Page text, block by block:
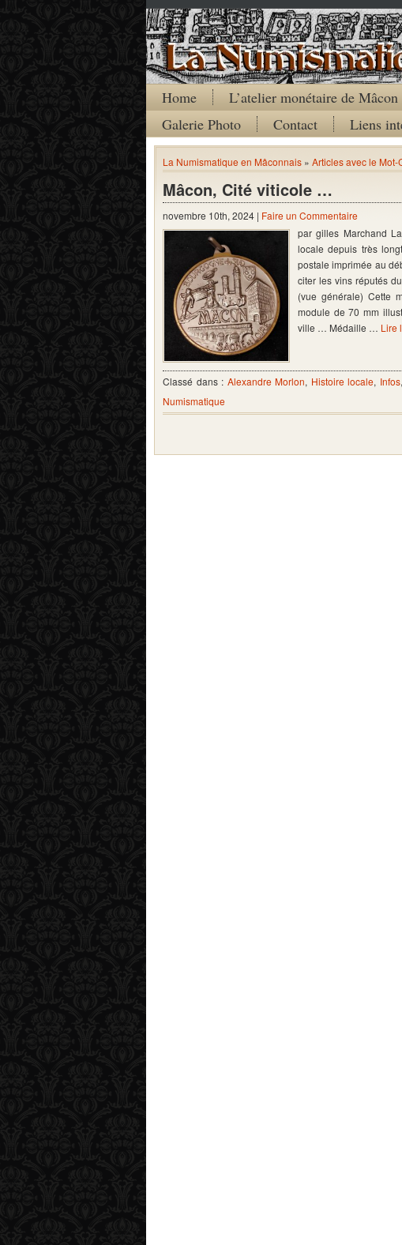
Home L’atelier monétaire de Mâcon
Galerie Photo
Contact Liens
La Numismatique en Mâconnais » Articles avec le
Mâcon, Cité viticole …
novembre 10th, 2024 | Faire un Commentaire
par gilles Marchand
locale depuis très
postale imprimée au
citer les vins réputés
(vue générale) Cette
module de 70 mm
ville … Médaille … Lire
Classé dans : Alexandre Morlon, Histoire locale, Infos,
Numismatique